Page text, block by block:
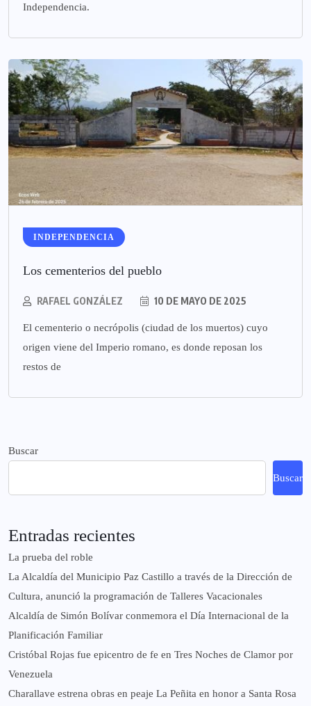
Independencia.
INDEPENDENCIA
Los cementerios del pueblo
RAFAEL GONZÁLEZ 10 DE MAYO DE 2025
El cementerio o necrópolis (ciudad de los muertos) cuyo
origen viene del Imperio romano, es donde reposan los
restos de
Buscar
Buscar
Entradas recientes
La prueba del roble
La Alcaldía del Municipio Paz Castillo a través de la Dirección de
Cultura, anunció la programación de Talleres Vacacionales
Alcaldía de Simón Bolívar conmemora el Día Internacional de la
Planificación Familiar
Cristóbal Rojas fue epicentro de fe en Tres Noches de Clamor por
Venezuela
Charallave estrena obras en peaje La Peñita en honor a Santa Rosa